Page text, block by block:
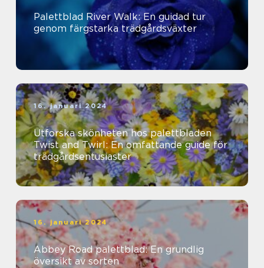
Palettblad River Walk: En guidad tur
genom färgstarka trädgårdsväxter
16. januari 2024
Utforska skönheten hos palettbladen
Twist and Twirl: En omfattande guide för
trädgårdsentusiaster
16. januari 2024
Abbey Road palettblad: En grundlig
översikt av sorten